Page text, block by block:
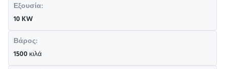
Εξουσία:
10 KW
Βάρος:
1500 κιλά